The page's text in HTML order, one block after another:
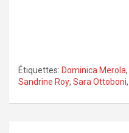
Étiquettes: Dominica Merola,
Sandrine Roy, Sara Ottoboni,